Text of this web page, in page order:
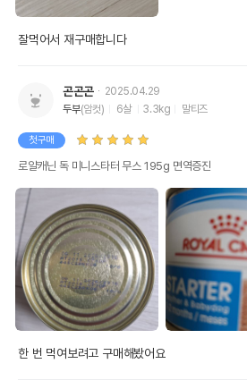
잘먹어서 재구매합니다
곤곤곤
2025.04.29
두부(암컷) 6살 3.3kg 말티즈
첫구매
로얄캐닌 독 미니스타터 무스 195g 면역증진
한 번 먹여보려고 구매해봤어요